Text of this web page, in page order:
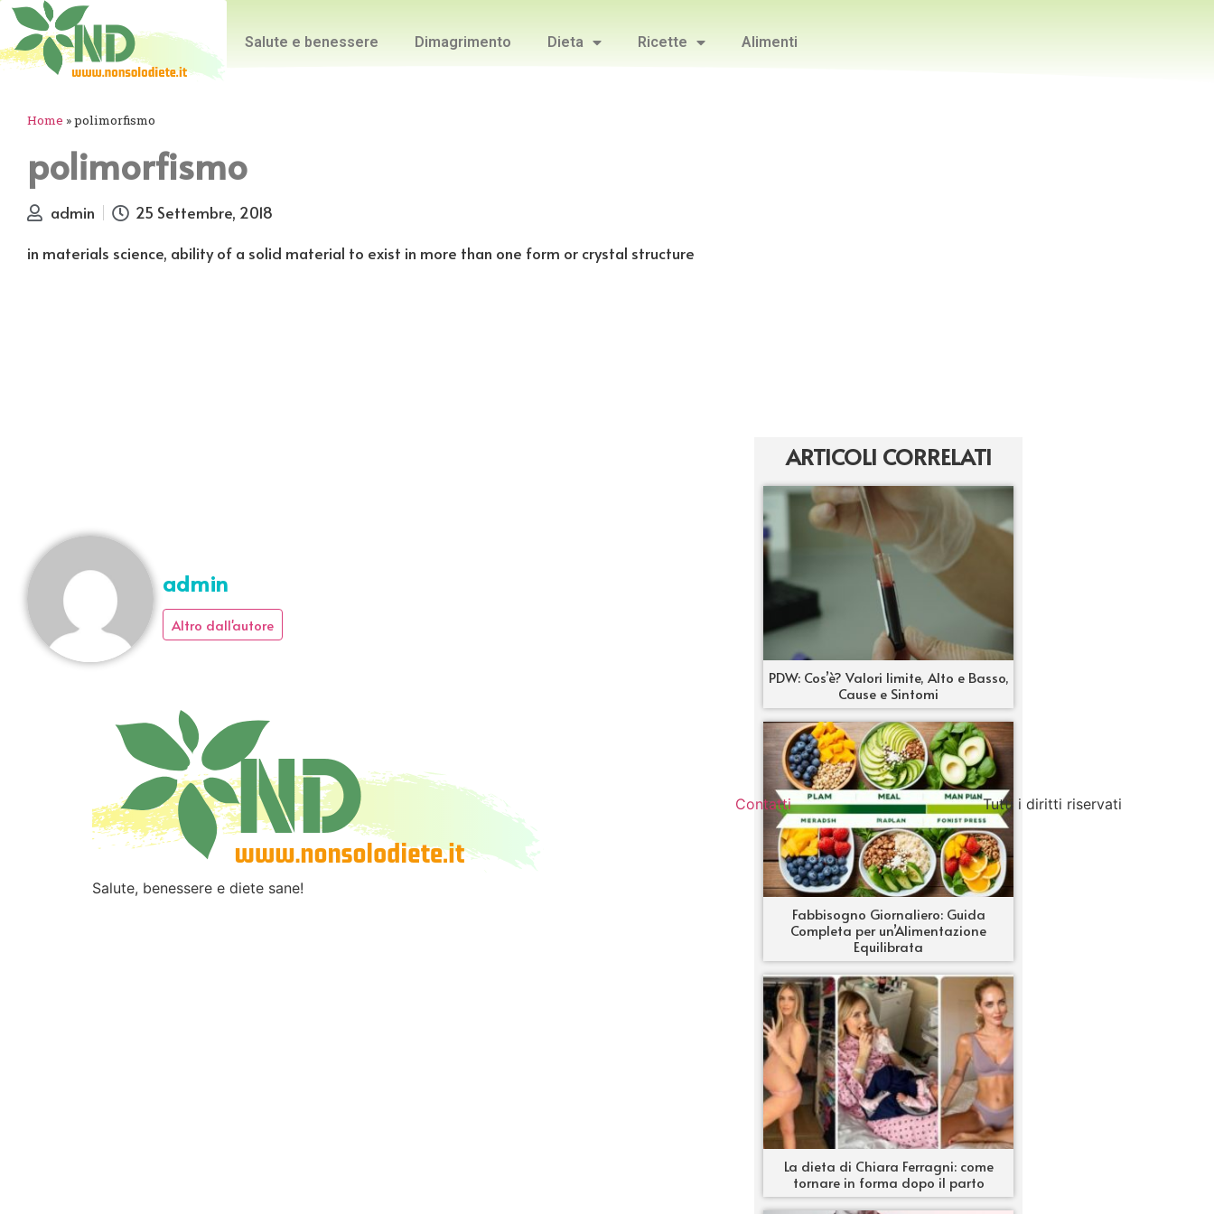
Salute e benessere Dimagrimento Dieta Ricette Alimenti
Home »polimorfismo
polimorfismo
admin
25 Settembre, 2018
in materials science, ability of a solid material to exist in more than one form or crystal structure
admin
Altro dall'autore
ARTICOLI CORRELATI
PDW: Cos’è? Valori limite, Alto e Basso,
Cause e Sintomi
Fabbisogno Giornaliero: Guida
Completa per un’Alimentazione
Equilibrata
La dieta di Chiara Ferragni: come
tornare in forma dopo il parto
Salute, benessere e diete sane!
Contatti Tutti i diritti riservati